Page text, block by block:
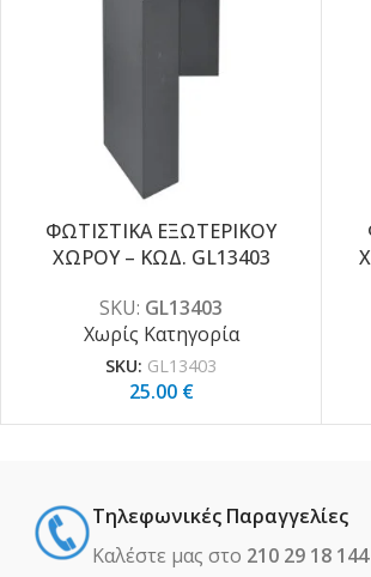
ΦΩΤΙΣΤΙΚΑ ΕΞΩΤΕΡΙΚΟΥ
ΧΩΡΟΥ – ΚΩΔ. GL13403
SKU: GL13403
Χωρίς Κατηγορία
SKU: GL13403
25.00 €
Τηλεφωνικές Παραγγελίες
Καλέστε μας στο 210 29 18 144